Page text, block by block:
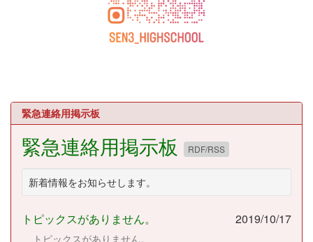
緊急連絡用掲示板
緊急連絡用掲示板 RDF/RSS
新着情報をお知らせします。
トピックスがありません。 2019/10/17
トピックスがありません。